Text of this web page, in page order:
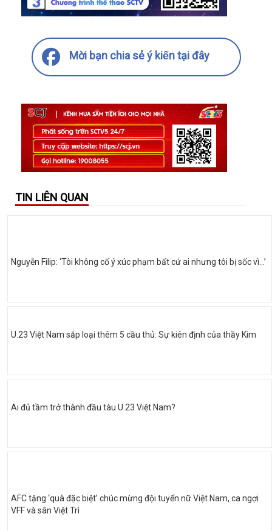
Mời bạn chia sẻ ý kiến tại đây
TIN LIÊN QUAN
Nguyễn Filip: ‘Tôi không cố ý xúc phạm bất cứ ai nhưng tôi bị sốc vì…’
U.23 Việt Nam sắp loại thêm 5 cầu thủ: Sự kiên định của thầy Kim
Ai đủ tầm trở thành đầu tàu U.23 Việt Nam?
AFC tặng ‘quà đặc biệt’ chúc mừng đội tuyển nữ Việt Nam, ca ngợi
VFF và sân Việt Trì